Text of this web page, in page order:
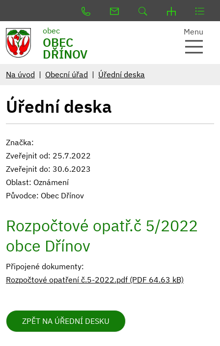
obec
OBEC
DŘÍNOV
Menu
Na úvod Obecní úřad Úřední deska
Úřední deska
Značka:
Zveřejnit od: 25.7.2022
Zveřejnit do: 30.6.2023
Oblast: Oznámení
Původce: Obec Dřínov
Rozpočtové opatř.č 5/2022
obce Dřínov
Připojené dokumenty:
Rozpočtové opatření č.5-2022.pdf (PDF 64.63 kB)
ZPĚT NA ÚŘEDNÍ DESKU